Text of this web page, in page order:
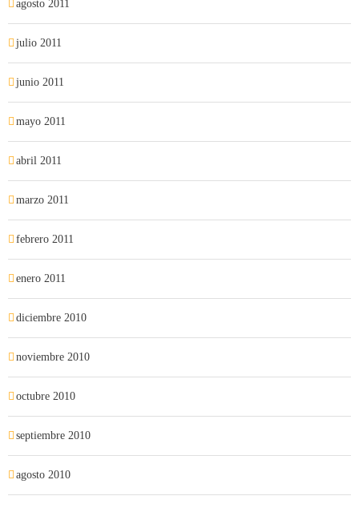
agosto 2011
julio 2011
junio 2011
mayo 2011
abril 2011
marzo 2011
febrero 2011
enero 2011
diciembre 2010
noviembre 2010
octubre 2010
septiembre 2010
agosto 2010